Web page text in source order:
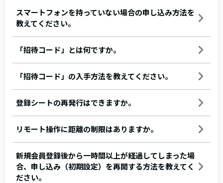
スマートフォンを持っていない場合の申し込み方法を
教えてください。
「招待コード」とは何ですか。
「招待コード」の入手方法を教えてください。
登録シートの再発行はできますか。
リモート操作に距離の制限はありますか。
新規会員登録後から一時間以上が経過してしまった場
合、申し込み（初期設定）を再開する方法を教えてく
ださい。